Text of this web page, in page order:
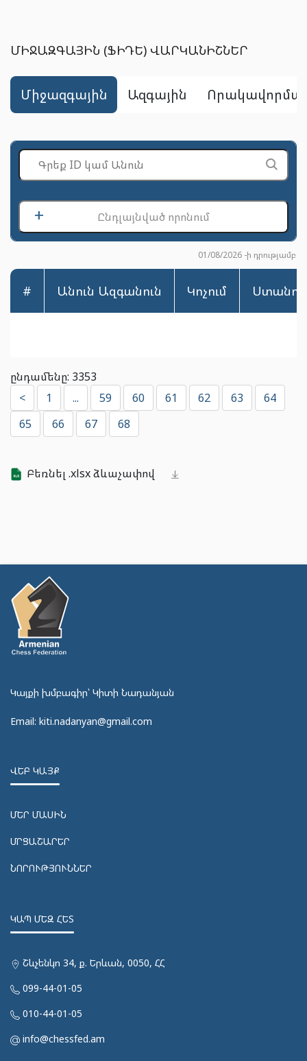
ՄԻՋԱԶԳԱՅԻՆ (ՖԻԴԵ) ՎԱՐԿԱՆԻՇՆԵՐ
միջազգային ազգային
+ Ընդլայնված որոնում
01/08/2026 -ի դրությամբ
# Անուն Ազգանուն Կոչում
ընդամենը: 3353
<
1 ... 59 60 61 62 63
64
65
66 67 68
Բեռնել .xlsx ձևաչափով
Կայքի խմբագիր՝ Կիտի Նադանյան
Email: kiti.nadanyan@gmail.com
ՎԵԲ ԿԱՅՔ
ՄԵՐ ՄԱՍԻՆ
ՄՐՑԱՇԱՐԵՐ
ՆՈՐՈՒԹՅՈՒՆՆԵՐ
ԿԱՊ ՄԵԶ ՀԵՏ
Շևչենկո 34, ք. Երևան, 0050, ՀՀ
099-44-01-05
010-44-01-05
info@chessfed.am